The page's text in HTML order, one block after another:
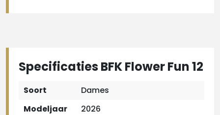
Specificaties BFK Flower Fun 12
Soort
Dames
Modeljaar
2026